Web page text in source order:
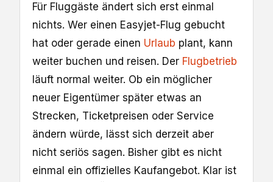
Für Fluggäste ändert sich erst einmal
nichts. Wer einen Easyjet-Flug gebucht
hat oder gerade einen Urlaub plant, kann
weiter buchen und reisen. Der Flugbetrieb
läuft normal weiter. Ob ein möglicher
neuer Eigentümer später etwas an
Strecken, Ticketpreisen oder Service
ändern würde, lässt sich derzeit aber
nicht seriös sagen. Bisher gibt es nicht
einmal ein offizielles Kaufangebot. Klar ist